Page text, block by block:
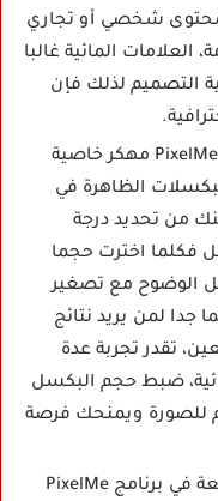
شخصي أو تجاري
العلامات المائية غالبا
التصميم لذلك فإن
يوفر تطبيق PixelMe مهكر خاصية
الظاهرة في
من تحديد درجة
فكلما اخترت حجما
الوضوح مع تصغير
جدا لمن يريد نتائج
تقدر تجربة عدة
ضبط حجم البكسل
للصورة ويمنحك فرصة
من المميزات الرائعة في برنامج PixelMe